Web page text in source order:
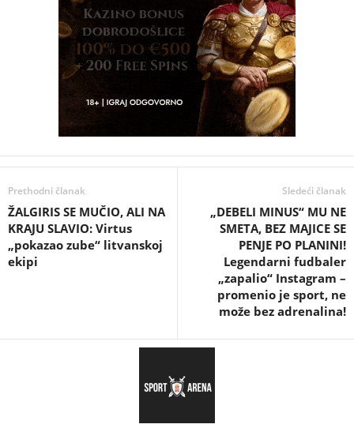
Prethodni članak
ŽALGIRIS SE MUČIO, ALI NA
KRAJU SLAVIO: Virtus
„pokazao zube“ litvanskoj
ekipi
Sledeći članak
„DEBELI MINUS“ MU NE
SMETA, BEZ MAJICE SE
PENJE PO PLANINI!
Legendarni fudbaler
„zapalio“ Instagram –
promenio je sport, ne
može bez adrenalina!